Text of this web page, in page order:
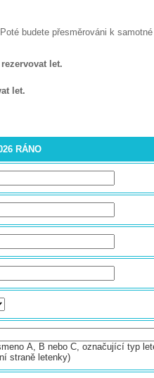
budete přesměrováni k
let.
let.
RÁNO
A, B nebo C, označující typ
straně letenky)